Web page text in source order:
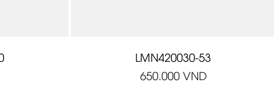
LMN420030-53
650.000VND